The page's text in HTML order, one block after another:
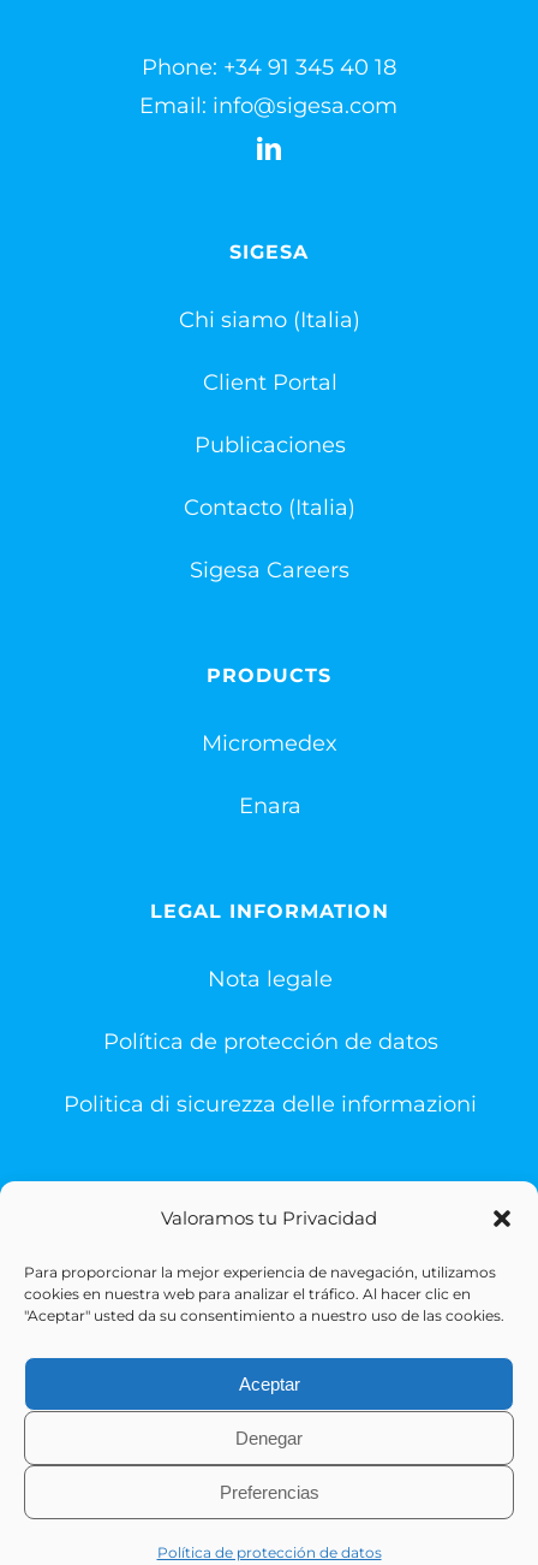
Valoramos tu Privacidad
Para proporcionar la mejor experiencia de navegación, utilizamos
cookies en nuestra web para analizar el tráfico. Al hacer clic en
"Aceptar" usted da su consentimiento a nuestro uso de las cookies.
Aceptar
Denegar
Preferencias
Política de protección de datos
Phone: +34 91 345 40 18
Email: info@sigesa.com
SIGESA
Chi siamo (Italia)
Client Portal
Publicaciones
Contacto (Italia)
Sigesa Careers
PRODUCTS
Micromedex
Enara
LEGAL INFORMATION
Nota legale
Política de protección de datos
Politica di sicurezza delle informazioni
© Copyright 1993 -2026 | Sigesa Sistemas de Gestión
Sanitaria | All Rights Reserved